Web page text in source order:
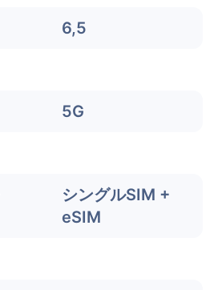
6,5
5G
シングルSIM +
eSIM